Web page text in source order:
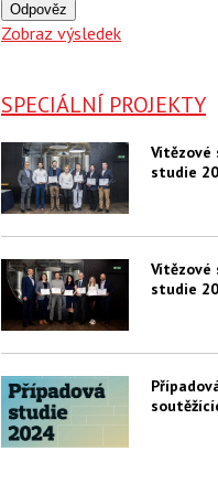
Odpověz
Zobraz výsledek
SPECIÁLNÍ PROJEKTY
Vítězové
studie
Vítězové
studie